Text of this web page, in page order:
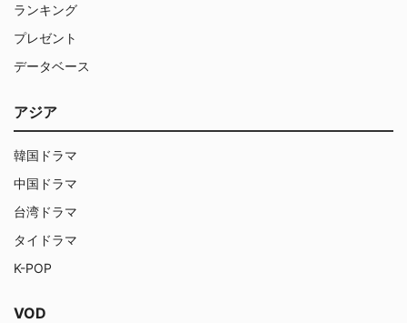
ランキング
プレゼント
データベース
アジア
韓国ドラマ
中国ドラマ
台湾ドラマ
タイドラマ
K-POP
VOD